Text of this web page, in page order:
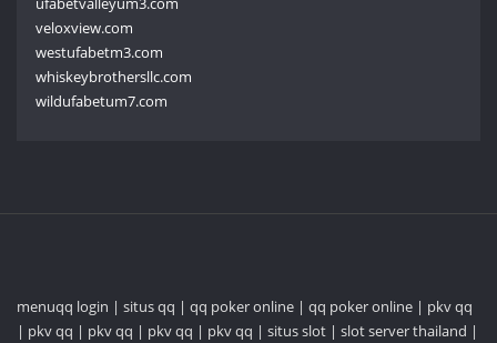
veloxview.com
westufabetm3.com
whiskeybrothersllc.com
wildufabetum7.com
menuqq login | situs qq | qq poker online | qq poker online | pkv qq
| pkv qq | pkv qq | pkv qq | pkv qq | situs slot | slot server thailand |